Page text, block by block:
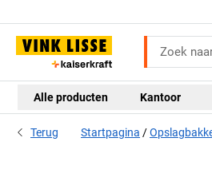
Alle producten Kantoor
Terug Startpagina